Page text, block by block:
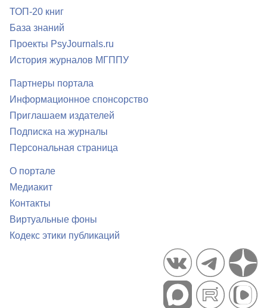
ТОП-20 книг
База знаний
Проекты PsyJournals.ru
История журналов МГППУ
Партнеры портала
Информационное спонсорство
Приглашаем издателей
Подписка на журналы
Персональная страница
О портале
Медиакит
Контакты
Виртуальные фоны
Кодекс этики публикаций